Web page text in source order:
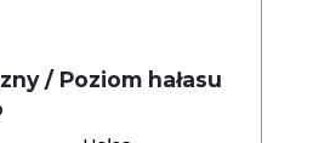
/ Poziom hałasu